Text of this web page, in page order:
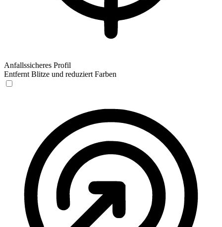
Anfallssicheres Profil
Entfernt Blitze und reduziert Farben